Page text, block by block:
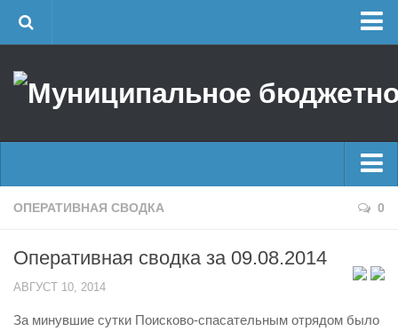
Об учреждении
Районные УГЗ
Поисково-спасательный отряд г. Уфы
Центр размещения пострадавших
Главные новости
Оперативная сводка
ОПЕРАТИВНАЯ СВОДКА 0
Оперативная сводка за 09.08.2014
АВГУСТ 10, 2014
За минувшие сутки Поисково-спасательным отрядом было